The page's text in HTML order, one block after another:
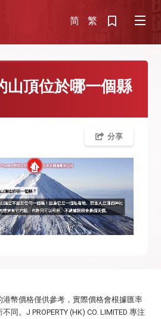
简 繁
山頂位於哪一個縣
分享
港幣價格僅供參考，實際價格會根據匯率
同。J PROPERTY (HK) CO. LIMITED 專注